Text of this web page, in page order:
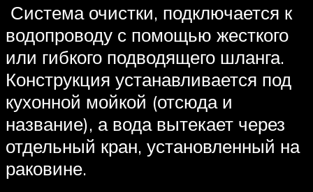
Система очистки, подключается к
водопроводу с помощью жесткого
или гибкого подводящего шланга.
Конструкция устанавливается под
кухонной мойкой (отсюда и
название), а вода вытекает через
отдельный кран, установленный на
раковине.